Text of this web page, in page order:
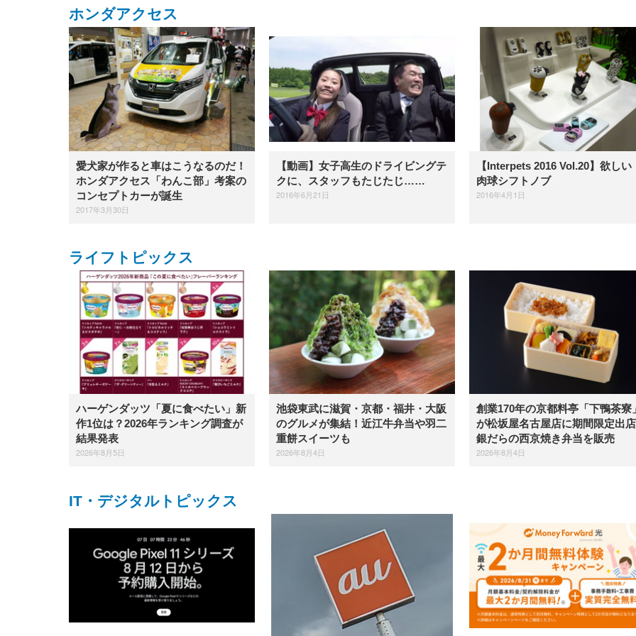
ホンダアクセス
愛犬家が作ると車はこうなるのだ！
ホンダアクセス「わんこ部」考案の
コンセプトカーが誕生
2017年3月30日
【動画】女子高生のドライビングテ
クに、スタッフもたじたじ……
2016年6月21日
【Interpets 2016 Vol.20】欲しい
肉球シフトノブ
2016年4月1日
ライフトピックス
ハーゲンダッツ「夏に食べたい」新
作1位は？2026年ランキング調査が
結果発表
2026年8月5日
池袋東武に滋賀・京都・福井・大阪
のグルメが集結！近江牛弁当や羽二
重餅スイーツも
2026年8月4日
創業170年の京都料亭「下鴨茶寮
が松坂屋名古屋店に期間限定出
銀だらの西京焼き弁当を販売
2026年8月4日
IT・デジタルトピックス